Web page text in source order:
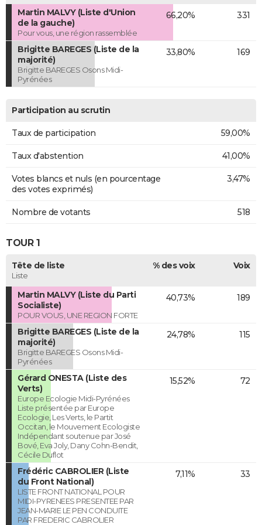
Martin MALVY (Liste d'Union
de la gauche)
Pour vous, une région rassemblée
66,20% 331
Brigitte BAREGES (Liste de la
majorité)
Brigitte BAREGES Osons Midi-
Pyrénées
33,80% 169
Participation au scrutin
Taux de participation 59,00%
Taux d'abstention 41,00%
Votes blancs et nuls (en pourcentage
des votes exprimés)
3,47%
Nombre de votants 518
TOUR 1
Tête de liste
Liste
% des voix Voix
Martin MALVY (Liste du Parti
Socialiste)
POUR VOUS, UNE REGION FORTE
40,73% 189
Brigitte BAREGES (Liste de la
majorité)
Brigitte BAREGES Osons Midi-
Pyrénées
24,78% 115
Gérard ONESTA (Liste des
Verts)
Europe Ecologie Midi-Pyrénées
Liste présentée par Europe
Ecologie, Les Verts, le Partit
Occitan, le Mouvement Ecologiste
Indépendant soutenue par José
Bové, Eva Joly, Dany Cohn-Bendit,
Cécile Duflot
15,52% 72
Frédéric CABROLIER (Liste
du Front National)
LISTE FRONT NATIONAL POUR
MIDI-PYRENEES PRESENTEE PAR
JEAN-MARIE LE PEN CONDUITE
PAR FREDERIC CABROLIER
7,11% 33